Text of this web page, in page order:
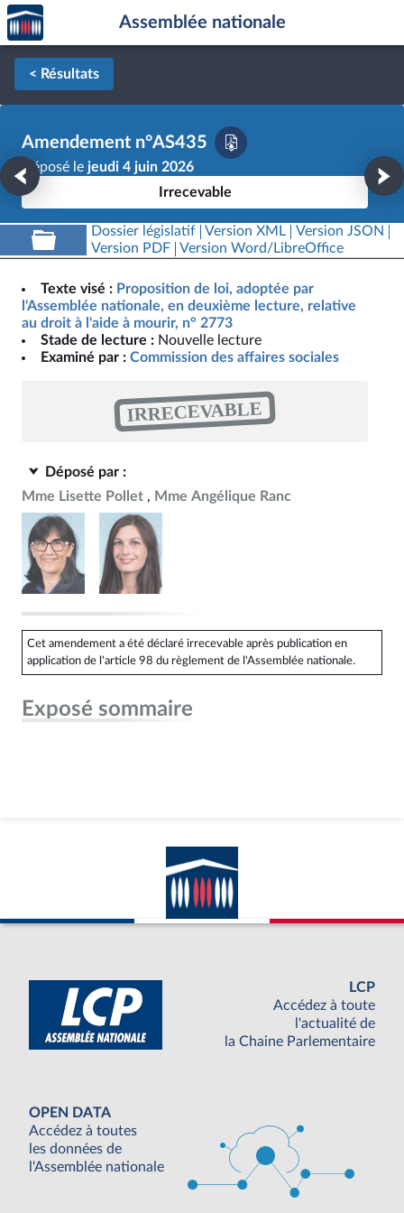
Aller au contenu
Aller en bas de la page
Accèder
à la
page
d'accueil
Assemblée nationale
< Résultats
Amendement n°AS435
Déposé le jeudi 4 juin 2026
Irrecevable
Dossier législatif Version XML
Version JSON
Version PDF
Version Word/LibreOffice
Texte visé : Proposition de loi, adoptée par
l'Assemblée nationale, en deuxième lecture, relative
au droit à l'aide à mourir, n° 2773
Stade de lecture : Nouvelle lecture
Examiné par : Commission des affaires sociales
IRRECEVABLE
Déposé par :
Mme Lisette Pollet
Mme Angélique Ranc
Cet amendement a été déclaré irrecevable après publication en
application de l'article 98 du règlement de l'Assemblée nationale.
Exposé sommaire
LCP
Accédez à toute
l'actualité de
la Chaine Parlementaire
OPEN DATA
Accédez à toutes
les données de
l'Assemblée nationale